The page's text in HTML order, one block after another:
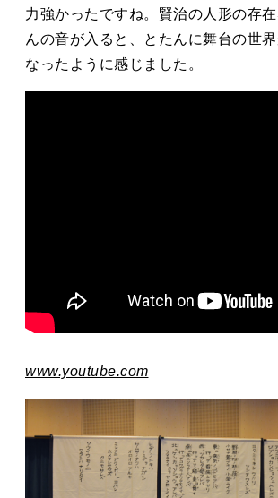
お知らせ ぷか
アクセス
お問い合わせ
力強かったですね。賢治の人形の存
んの音が入ると、とたんに舞台の世界
なったように感じました。
www.youtube.com